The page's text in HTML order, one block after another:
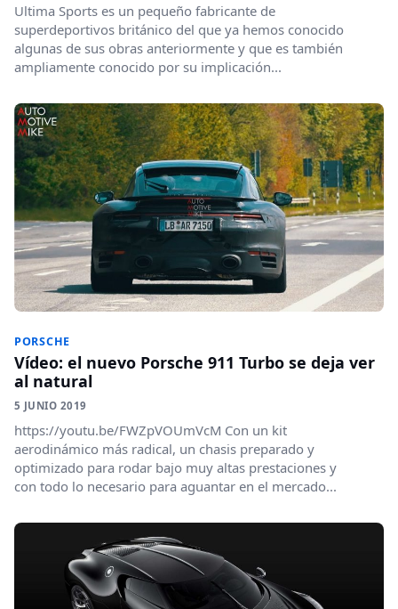
Ultima Sports es un pequeño fabricante de
superdeportivos británico del que ya hemos conocido
algunas de sus obras anteriormente y que es también
ampliamente conocido por su implicación...
PORSCHE
Vídeo: el nuevo Porsche 911 Turbo se deja ver
al natural
5 JUNIO 2019
https://youtu.be/FWZpVOUmVcM Con un kit
aerodinámico más radical, un chasis preparado y
optimizado para rodar bajo muy altas prestaciones y
con todo lo necesario para aguantar en el mercado...